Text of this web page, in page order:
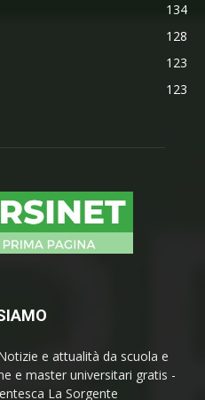
134
128
123
123
e attualità da scuola e
e master universitari gratis -
La Sorgente